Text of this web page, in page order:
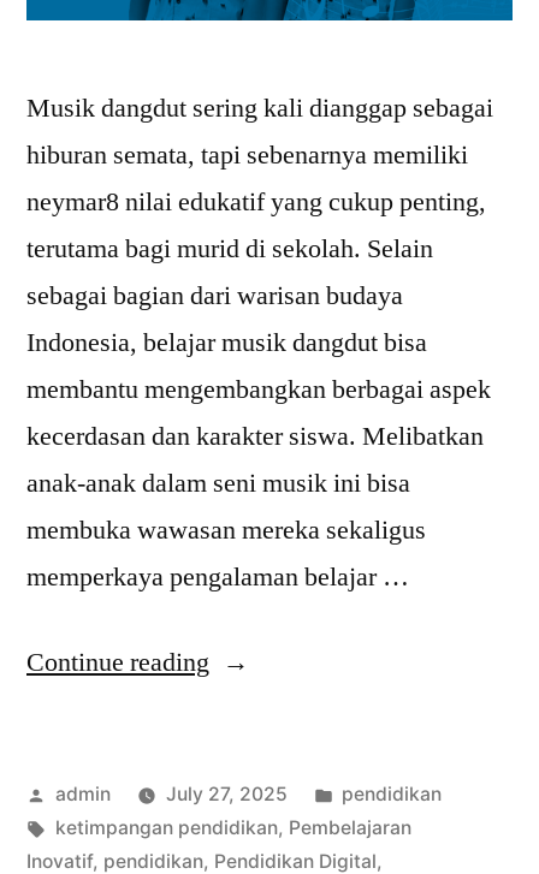
Musik dangdut sering kali dianggap sebagai
hiburan semata, tapi sebenarnya memiliki
neymar8 nilai edukatif yang cukup penting,
terutama bagi murid di sekolah. Selain
sebagai bagian dari warisan budaya
Indonesia, belajar musik dangdut bisa
membantu mengembangkan berbagai aspek
kecerdasan dan karakter siswa. Melibatkan
anak-anak dalam seni musik ini bisa
membuka wawasan mereka sekaligus
memperkaya pengalaman belajar …
Continue reading “Kenapa
Belajar
Musik
Posted
by
admin July 27, 2025
Posted
in
pendidikan
Tags:
ketimpangan pendidikan, Pembelajaran
Inovatif, pendidikan, Pendidikan Digital,